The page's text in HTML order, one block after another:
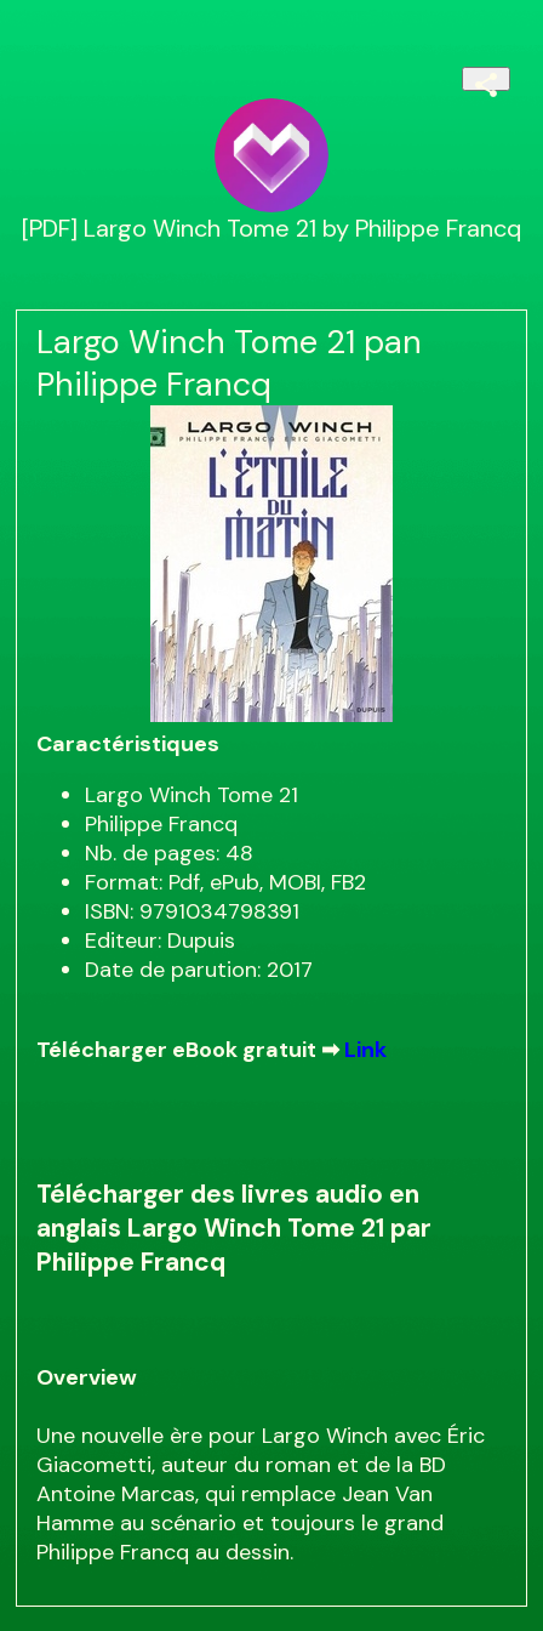
[PDF] Largo Winch Tome 21 by Philippe Francq
Largo Winch Tome 21 pan
Philippe Francq
Caractéristiques
Largo Winch Tome 21
Philippe Francq
Nb. de pages: 48
Format: Pdf, ePub, MOBI, FB2
ISBN: 9791034798391
Editeur: Dupuis
Date de parution: 2017
Télécharger eBook gratuit ➡Link
Télécharger des livres audio en
anglais Largo Winch Tome 21 par
Philippe Francq
Overview
Une nouvelle ère pour Largo Winch avec Éric
Giacometti, auteur du roman et de la BD
Antoine Marcas, qui remplace Jean Van
Hamme au scénario et toujours le grand
Philippe Francq au dessin.